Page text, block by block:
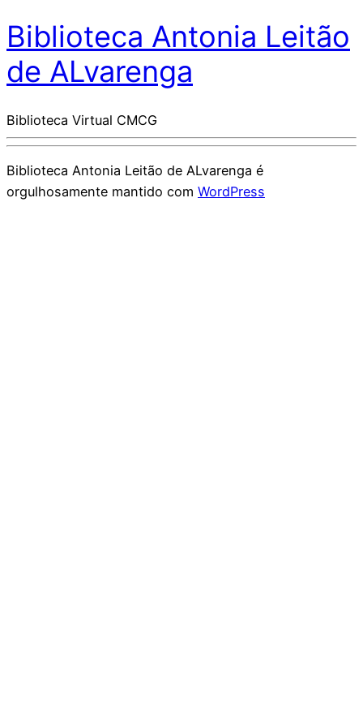
Biblioteca Antonia Leitão
de ALvarenga
Biblioteca Virtual CMCG
Biblioteca Antonia Leitão de ALvarenga é
orgulhosamente mantido com WordPress